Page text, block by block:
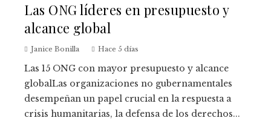
Las ONG líderes en presupuesto y
alcance global
Janice Bonilla Hace 5 días
Las 15 ONG con mayor presupuesto y alcance
globalLas organizaciones no gubernamentales
desempeñan un papel crucial en la respuesta a
crisis humanitarias, la defensa de los derechos...